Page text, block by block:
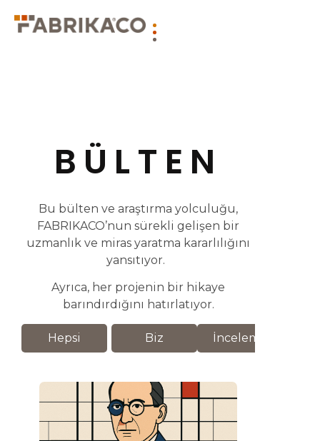
BÜLTEN
Bu bülten ve araştırma yolculuğu,
FABRIKACO’nun sürekli gelişen bir
uzmanlık ve miras yaratma kararlılığını
yansıtıyor.
Ayrıca, her projenin bir hikaye
barındırdığını hatırlatıyor.
Hepsi Biz İnceleme